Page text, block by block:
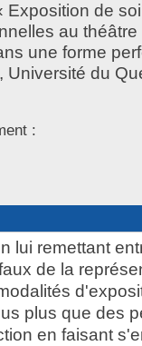
Exposition de
au
une forme
Université du
:
lui remettant
de la
plus que des
en faisant